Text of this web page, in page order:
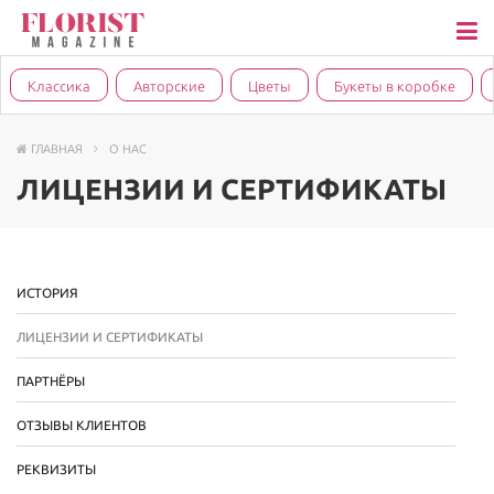
Классика Авторские Цветы Букеты в коробке
ГЛАВНАЯ О НАС
ЛИЦЕНЗИИ И СЕРТИФИКАТЫ
ИСТОРИЯ
ЛИЦЕНЗИИ И СЕРТИФИКАТЫ
ПАРТНЁРЫ
ОТЗЫВЫ КЛИЕНТОВ
РЕКВИЗИТЫ